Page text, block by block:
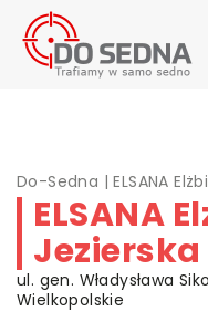
Do-Sedna |ELSANA
ELSANA
Jezierska
ul. gen. Władysława
Wielkopolskie